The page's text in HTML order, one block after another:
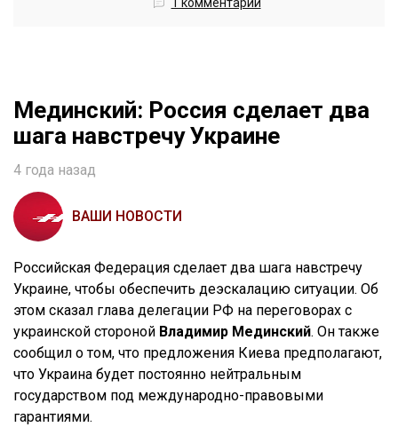
1 комментарий
Мединский: Россия сделает два
шага навстречу Украине
4 года назад
ВАШИ НОВОСТИ
Российская Федерация сделает два шага навстречу
Украине, чтобы обеспечить деэскалацию ситуации. Об
этом сказал глава делегации РФ на переговорах с
украинской стороной Владимир Мединский. Он также
сообщил о том, что предложения Киева предполагают,
что Украина будет постоянно нейтральным
государством под международно-правовыми
гарантиями.